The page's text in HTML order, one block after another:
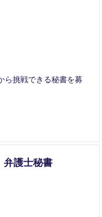
ら挑戦できる秘書を募
弁護士秘書